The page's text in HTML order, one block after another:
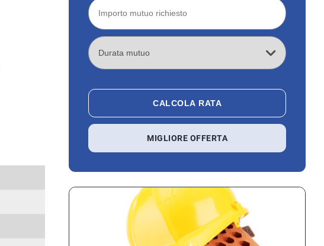
CALCOLA RATA
MIGLIORE OFFERTA